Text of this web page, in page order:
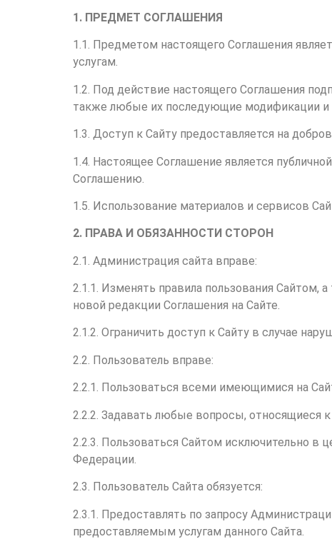
1. ПРЕДМЕТ СОГЛАШЕНИЯ
1.1. Предметом настоящего Соглашения
услугам.
1.2. Под действие настоящего Соглашения
также любые их последующие модификации и
1.3. Доступ к Сайту предоставляется на
1.4. Настоящее Соглашение является
Соглашению.
1.5. Использование материалов и сервисов
2. ПРАВА И ОБЯЗАННОСТИ СТОРОН
2.1. Администрация сайта вправе:
2.1.1. Изменять правила пользования Сайтом,
новой редакции Соглашения на Сайте.
2.1.2. Ограничить доступ к Сайту в случае
2.2. Пользователь вправе:
2.2.1. Пользоваться всеми имеющимися на
2.2.2. Задавать любые вопросы, относящиеся к
2.2.3. Пользоваться Сайтом исключительно в
Федерации.
2.3. Пользователь Сайта обязуется:
2.3.1. Предоставлять по запросу
предоставляемым услугам данного Сайта.